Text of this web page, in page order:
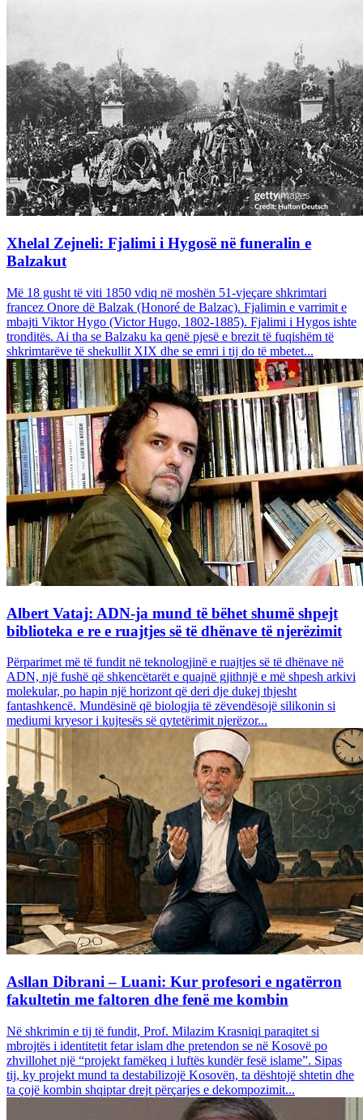
Xhelal Zejneli: Fjalimi i Hygosë në funeralin e
Balzakut
Më 18 gusht të viti 1850 vdiq në moshën 51-vjeçare shkrimtari
francez Onore dë Balzak (Honoré de Balzac). Fjalimin e varrimit e
mbajti Viktor Hygo (Victor Hugo, 1802-1885). Fjalimi i Hygos ishte
tronditës. Ai tha se Balzaku ka qenë pjesë e brezit të fuqishëm të
shkrimtarëve të shekullit XIX dhe se emri i tij do të mbetet...
Albert Vataj: ADN-ja mund të bëhet shumë shpejt
biblioteka e re e ruajtjes së të dhënave të njerëzimit
Përparimet më të fundit në teknologjinë e ruajtjes së të dhënave në
ADN, një fushë që shkencëtarët e quajnë gjithnjë e më shpesh arkivi
molekular, po hapin një horizont që deri dje dukej thjesht
fantashkencë. Mundësinë që biologjia të zëvendësojë silikonin si
mediumi kryesor i kujtesës së qytetërimit njerëzor...
Asllan Dibrani – Luani: Kur profesori e ngatërron
fakultetin me faltoren dhe fenë me kombin
Në shkrimin e tij të fundit, Prof. Milazim Krasniqi paraqitet si
mbrojtës i identitetit fetar islam dhe pretendon se në Kosovë po
zhvillohet një “projekt famëkeq i luftës kundër fesë islame”. Sipas
tij, ky projekt mund ta destabilizojë Kosovën, ta dështojë shtetin dhe
ta çojë kombin shqiptar drejt përçarjes e dekompozimit...